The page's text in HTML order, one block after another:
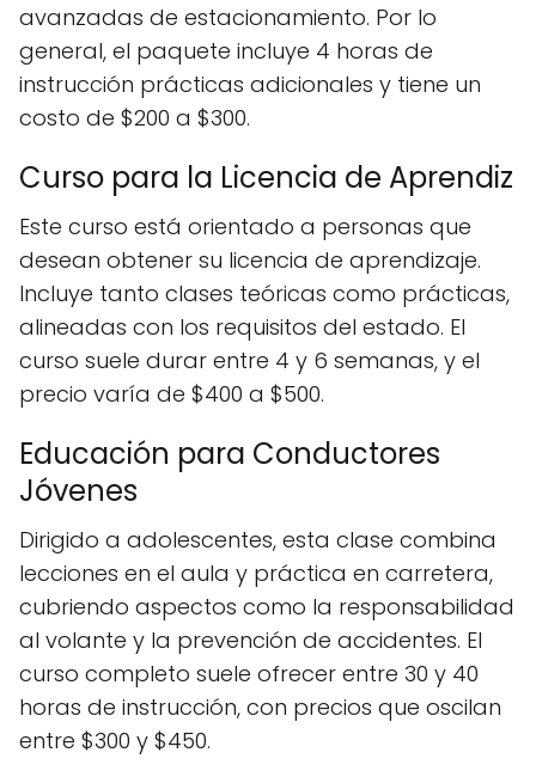
avanzadas de estacionamiento. Por lo
general, el paquete incluye 4 horas de
instrucción prácticas adicionales y tiene un
costo de $200 a $300.
Curso para la Licencia de Aprendiz
Este curso está orientado a personas que
desean obtener su licencia de aprendizaje.
Incluye tanto clases teóricas como prácticas,
alineadas con los requisitos del estado. El
curso suele durar entre 4 y 6 semanas, y el
precio varía de $400 a $500.
Educación para Conductores
Jóvenes
Dirigido a adolescentes, esta clase combina
lecciones en el aula y práctica en carretera,
cubriendo aspectos como la responsabilidad
al volante y la prevención de accidentes. El
curso completo suele ofrecer entre 30 y 40
horas de instrucción, con precios que oscilan
entre $300 y $450.